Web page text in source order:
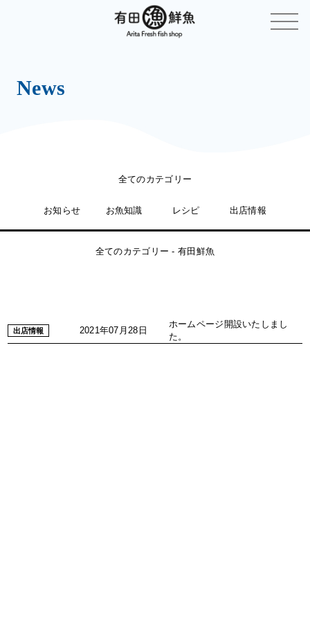
News
全てのカテゴリー
お知らせ お魚知識 レシピ 出店情報
全てのカテゴリー - 有田鮮魚
出店情報 2021年07月28日
ホームページ開設いたしまし
た。